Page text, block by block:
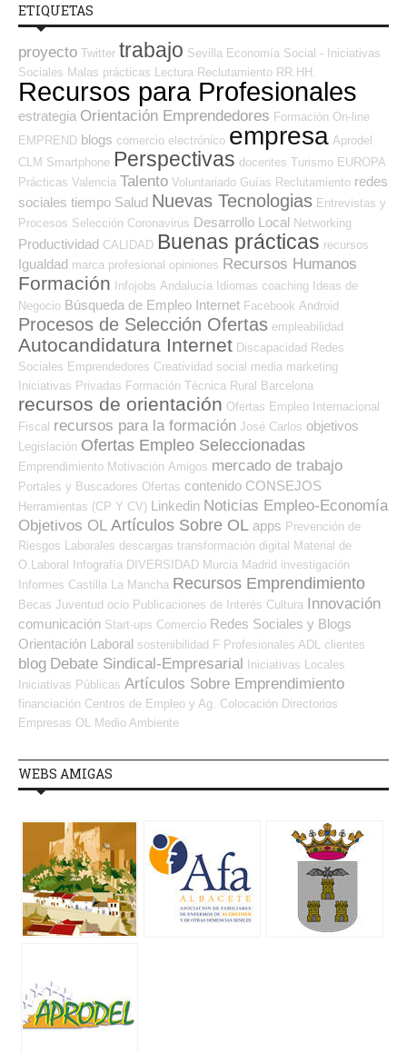
ETIQUETAS
proyecto Twitter trabajo Sevilla Economía Social - Iniciativas
Sociales Malas prácticas Lectura Reclutamiento RR.HH.
Recursos para Profesionales
estrategia Orientación Emprendedores Formación On-line
EMPREND blogs comercio electrónico empresa Aprodel
CLM Smartphone Perspectivas docentes Turismo EUROPA
Prácticas Valencia Talento Voluntariado Guías Reclutamiento redes
sociales tiempo Salud Nuevas Tecnologias Entrevistas y
Procesos Selección Coronavirus Desarrollo Local Networking
Productividad CALIDAD Buenas prácticas recursos
Igualdad marca profesional opiniones Recursos Humanos
Formación Infojobs Andalucía Idiomas coaching Ideas de
Negocio Búsqueda de Empleo Internet Facebook Android
Procesos de Selección Ofertas empleabilidad
Autocandidatura Internet Discapacidad Redes
Sociales Emprendedores Creatividad social media marketing
Iniciativas Privadas Formación Técnica Rural Barcelona
recursos de orientación Ofertas Empleo Internacional
Fiscal recursos para la formación José Carlos objetivos
Legislación Ofertas Empleo Seleccionadas
Emprendimiento Motivación Amigos mercado de trabajo
Portales y Buscadores Ofertas contenido CONSEJOS
Herramientas (CP Y CV) Linkedin Noticias Empleo-Economía
Objetivos OL Artículos Sobre OL apps Prevención de
Riesgos Laborales descargas transformación digital Material de
O.Laboral Infografía DIVERSIDAD Murcia Madrid investigación
Informes Castilla La Mancha Recursos Emprendimiento
Becas Juventud ocio Publicaciones de Interés Cultura Innovación
comunicación Start-ups Comercio Redes Sociales y Blogs
Orientación Laboral sostenibilidad F Profesionales ADL clientes
blog Debate Sindical-Empresarial Iniciativas Locales
Iniciativas Públicas Artículos Sobre Emprendimiento
financiación Centros de Empleo y Ag. Colocación Directorios
Empresas OL
Medio Ambiente
WEBS AMIGAS